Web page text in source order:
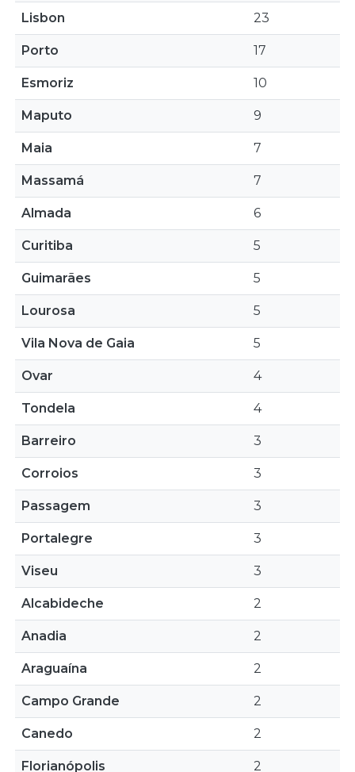
Lisbon 23
Porto 17
Esmoriz 10
Maputo 9
Maia 7
Massamá 7
Almada 6
Curitiba 5
Guimarães 5
Lourosa 5
Vila Nova de Gaia 5
Ovar 4
Tondela 4
Barreiro 3
Corroios 3
Passagem 3
Portalegre 3
Viseu 3
Alcabideche 2
Anadia 2
Araguaína 2
Campo Grande 2
Canedo 2
Florianópolis 2